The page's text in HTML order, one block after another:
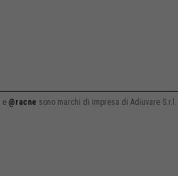
e @racne sono marchi di impresa di Adiuvare S.r.l.